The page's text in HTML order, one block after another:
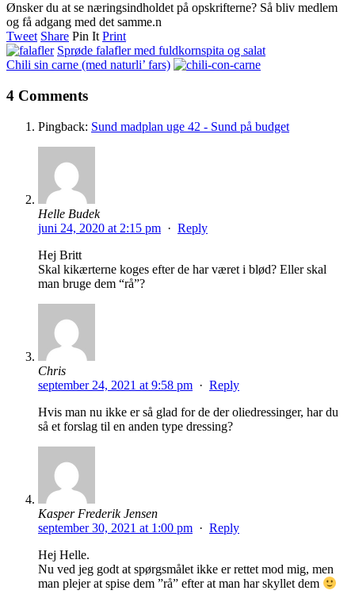
Ønsker du at se næringsindholdet på opskrifterne? Så bliv medlem
og få adgang med det samme.n
Tweet Share Pin It Print
Sprøde falafler med fuldkornspita og salat
Chili sin carne (med naturli’ fars)
4 Comments
Pingback: Sund madplan uge 42 - Sund på budget
Helle Budek
juni 24, 2020 at 2:15 pm · Reply
Hej Britt
Skal kikærterne koges efter de har været i blød? Eller skal
man bruge dem “rå”?
Chris
september 24, 2021 at 9:58 pm · Reply
Hvis man nu ikke er så glad for de der oliedressinger, har du
så et forslag til en anden type dressing?
Kasper Frederik Jensen
september 30, 2021 at 1:00 pm · Reply
Hej Helle.
Nu ved jeg godt at spørgsmålet ikke er rettet mod mig, men
man plejer at spise dem ”rå” efter at man har skyllet dem